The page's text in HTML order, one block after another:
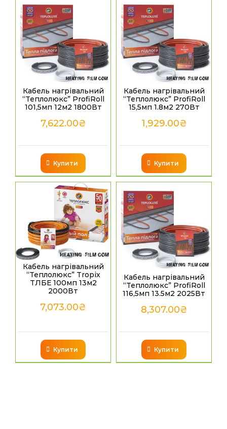
Кабель нагрівальний
“Теплолюкс” ProfiRoll
101,5мп 12м2 1800Вт
7,622.00₴
Купити
Кабель нагрівальний
“Теплолюкс” ProfiRoll
15,5мп 1.8м2 270Вт
1,929.00₴
Купити
Кабель нагрівальний
“Теплолюкс” Tropix
ТЛБЕ 100мп 13м2
2000Вт
7,073.00₴
Купити
Кабель нагрівальний
“Теплолюкс” ProfiRoll
116,5мп 13.5м2 2025Вт
8,307.00₴
Купити